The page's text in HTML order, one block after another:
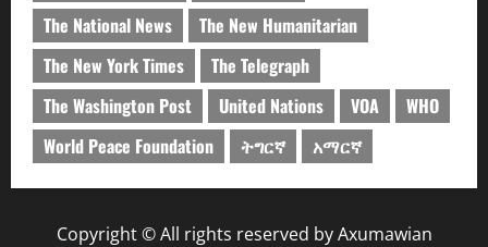
The National News
The New Humanitarian
The New York Times
The Telegraph
The Washington Post
United Nations VOA
WHO
World Peace Foundation
ትግርኛ አማርኛ
Copyright © All rights reserved by Axumawian